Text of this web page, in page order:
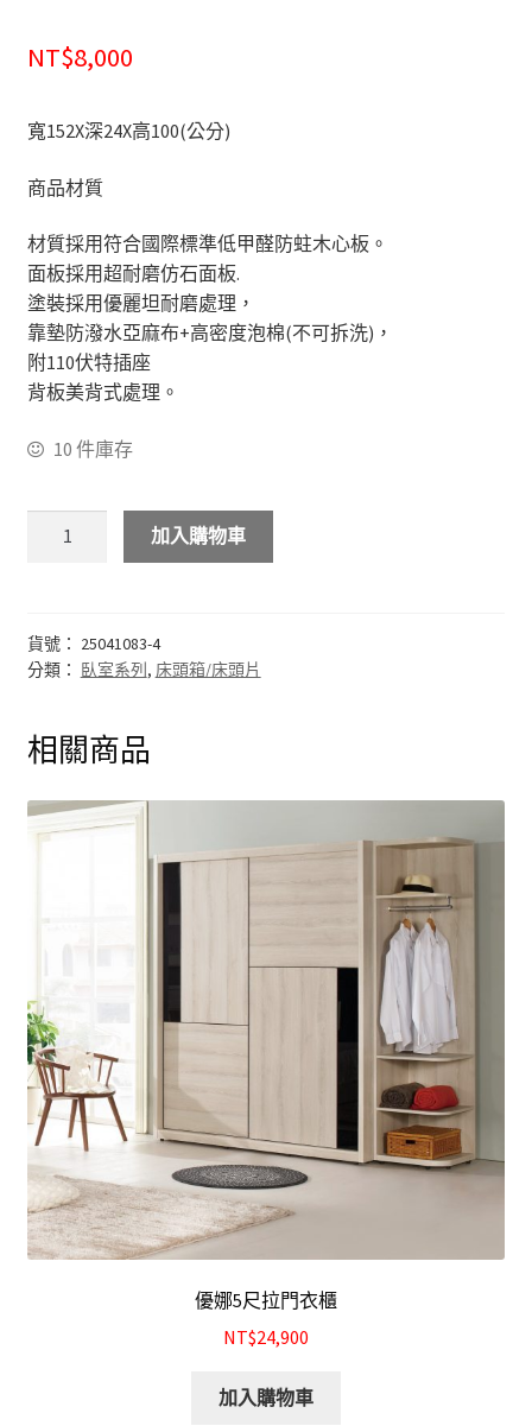
雙層床&子母床
床頭箱/床頭片
多功能桌(收銀台)
結帳
購物車
注意事項
運送注意事項
布沙發
NT$8,000
寬152X深24X高100(公分)
商品材質
材質採用符合國際標準低甲醛防蛀木心板。
面板採用超耐磨仿石面板.
塗裝採用優麗坦耐磨處理，
靠墊防潑水亞麻布+高密度泡棉(不可拆洗)，
附110伏特插座
背板美背式處理。
10 件庫存
加入購物車
貨號： 25041083-4
分類： 臥室系列, 床頭箱/床頭片
相關商品
優娜5尺拉門衣櫃
NT$24,900
加入購物車